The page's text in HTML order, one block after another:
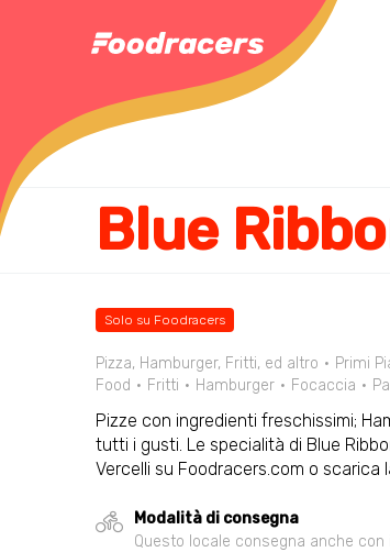
Blue
Solo su Foodracers
Pizza, Hamburger, Fritti, ed altro Primi
Food
Fritti Hamburger Focaccia
Pizze con ingredienti freschissimi;
tutti i gusti. Le specialità di Blue
Vercelli su Foodracers.com o scarica
Modalità di consegna
Questo locale consegna anche